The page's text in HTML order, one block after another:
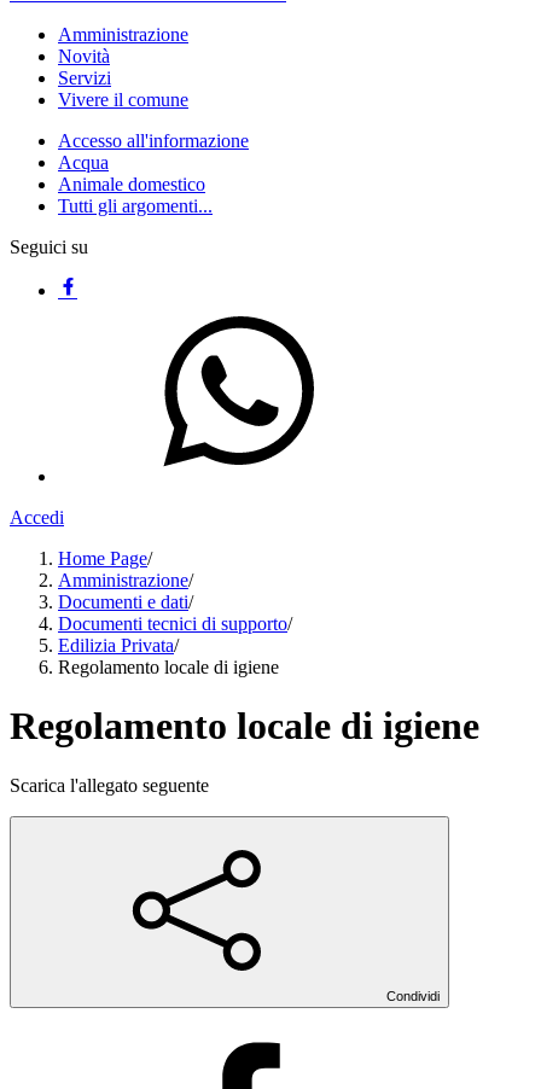
Amministrazione
Novità
Servizi
Vivere il comune
Accesso all'informazione
Acqua
Animale domestico
Tutti gli argomenti...
Seguici su
Accedi
Home Page/
Amministrazione/
Documenti e dati/
Documenti tecnici di supporto/
Edilizia Privata/
Regolamento locale di igiene
Regolamento locale di igiene
Scarica l'allegato seguente
Condividi